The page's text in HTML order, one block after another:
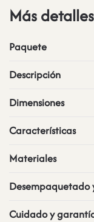
Más detalles
Paquete
Descripción
Dimensiones
Características
Materiales
Desempaquetado
Cuidado y